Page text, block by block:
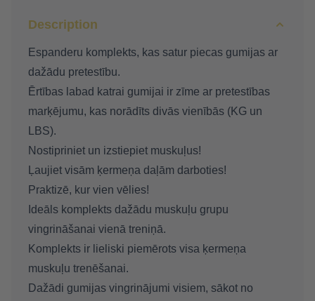
Description
Espanderu komplekts, kas satur piecas gumijas ar
dažādu pretestību.
Ērtības labad katrai gumijai ir zīme ar pretestības
marķējumu, kas norādīts divās vienībās (KG un
LBS).
Nostipriniet un izstiepiet muskuļus!
Ļaujiet visām ķermeņa daļām darboties!
Praktizē, kur vien vēlies!
Ideāls komplekts dažādu muskuļu grupu
vingrināšanai vienā treniņā.
Komplekts ir lieliski piemērots visa ķermeņa
muskuļu trenēšanai.
Dažādi gumijas vingrinājumi visiem, sākot no